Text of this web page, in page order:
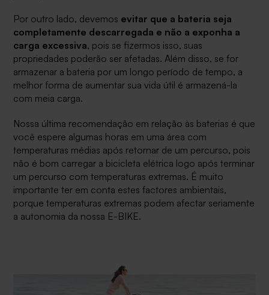
Por outro lado, devemos evitar que a bateria seja
completamente descarregada e não a exponha a
carga excessiva, pois se fizermos isso, suas
propriedades poderão ser afetadas. Além disso, se for
armazenar a bateria por um longo período de tempo, a
melhor forma de aumentar sua vida útil é armazená-la
com meia carga.
Nossa última recomendação em relação às baterias é que
você espere algumas horas em uma área com
temperaturas médias após retornar de um percurso, pois
não é bom carregar a bicicleta elétrica logo após terminar
um percurso com temperaturas extremas. É muito
importante ter em conta estes factores ambientais,
porque temperaturas extremas podem afectar seriamente
a autonomia da nossa E-BIKE.